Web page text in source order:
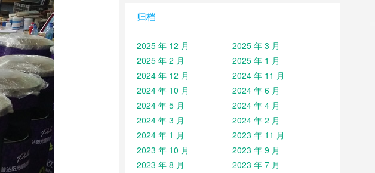
归档
2025 年 12 月
2025 年 3 月
2025 年 2 月
2025 年 1 月
2024 年 12 月
2024 年 11 月
2024 年 10 月
2024 年 6 月
2024 年 5 月
2024 年 4 月
2024 年 3 月
2024 年 2 月
2024 年 1 月
2023 年 11 月
2023 年 10 月
2023 年 9 月
2023 年 8 月
2023 年 7 月